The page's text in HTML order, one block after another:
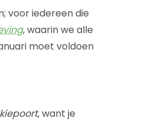
voor iedereen die
, waarin we alle
moet voldoen
, want je